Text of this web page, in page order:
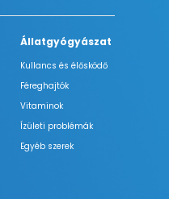
Állatgyógyászat
Kullancs és élősködő
Féreghajtók
Vitaminok
Ízületi problémák
Egyéb szerek